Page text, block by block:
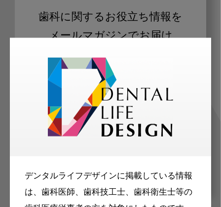
デンタルライフデザインに掲載している情報
は、歯科医師、歯科技工士、歯科衛生士等の
歯科に関するお役立ち情報を
メールマガジンでお届け
ご登録いただいた職種（歯科医師、歯
科衛生士、歯科技工士）に合わせた内
容のメールマガジンをお届けします。